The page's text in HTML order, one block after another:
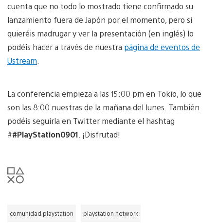
cuenta que no todo lo mostrado tiene confirmado su
lanzamiento fuera de Japón por el momento, pero si
quieréis madrugar y ver la presentación (en inglés) lo
podéis hacer a través de nuestra página de eventos de
Ustream
La conferencia empieza a las 15:00 pm en Tokio, lo que
son las 8:00 nuestras de la mañana del lunes. También
podéis seguirla en Twitter mediante el hashtag
##PlayStation0901 . ¡Disfrutad!
comunidad playstation playstation network